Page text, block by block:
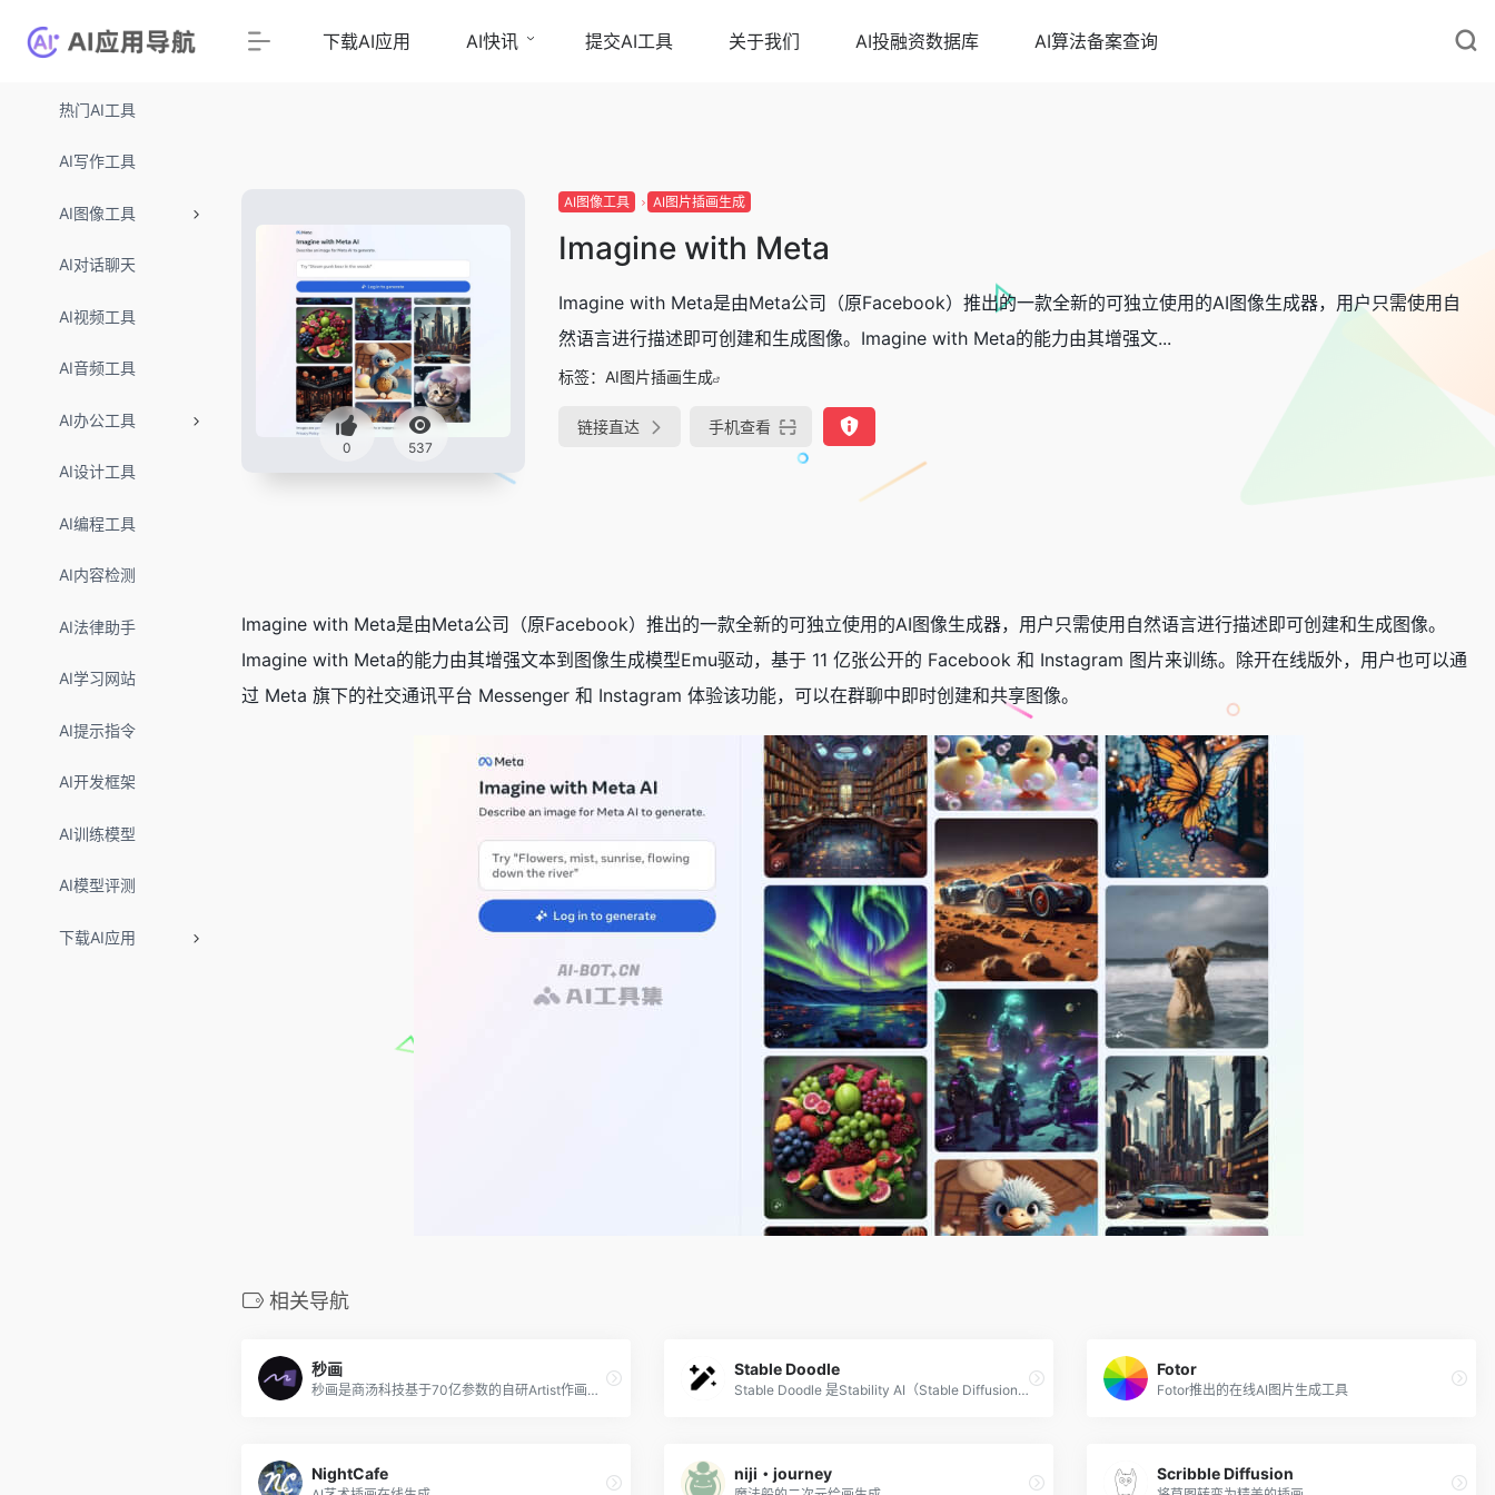
热门AI工具
AI写作工具
AI图像工具
AI对话聊天
AI视频工具
AI音频工具
AI办公工具
AI设计工具
AI编程工具
AI内容检测
AI法律助手
AI学习网站
AI提示指令
AI开发框架
AI训练模型
AI模型评测
下载AI应用
下载AI应用 AI快讯 提交AI工具 关于我们 AI投融资数据库 AI算法备案查询
0 537
AI图像工具 AI图片插画生成
Imagine with Meta
Imagine with Meta是由Meta公司（原Facebook）推出的一款全新的可独立使用的AI图像生成器，用户只需使用自
然语言进行描述即可创建和生成图像。Imagine with Meta的能力由其增强文...
标签： AI图片插画生成
链接直达 手机查看
Imagine with Meta是由Meta公司（原Facebook）推出的一款全新的可独立使用的AI图像生成器，用户只需使用自然语言进行描述即可创建和生成图像。
Imagine with Meta的能力由其增强文本到图像生成模型Emu驱动，基于 11 亿张公开的 Facebook 和 Instagram 图片来训练。除开在线版外，用户也可以通
过 Meta 旗下的社交通讯平台 Messenger 和 Instagram 体验该功能，可以在群聊中即时创建和共享图像。
相关导航
秒画
秒画是商汤科技基于70亿参数的自研Artist作画大模型而推出的AI绘画创作平台，简单易上手即可轻松定制生成图片。商汤秒画支持文生图和图生图的提示方式，结合精准控制和风格模型，可随时随地生成高质量画作内容。
Stable Doodle
Stable Doodle 是Stability AI（Stable Diffusion背后的公司）最新推出的将手绘草图转换成精美图像的工具，无论你是专业人士，还是绘画爱好者，都可以借助 Stable Doodle 快速将简单的手绘稿变为现实，让你从灵魂画手变身艺术大师。
Fotor
Fotor推出的在线AI图片生成工具
NightCafe niji・journey Scribble Diffusion